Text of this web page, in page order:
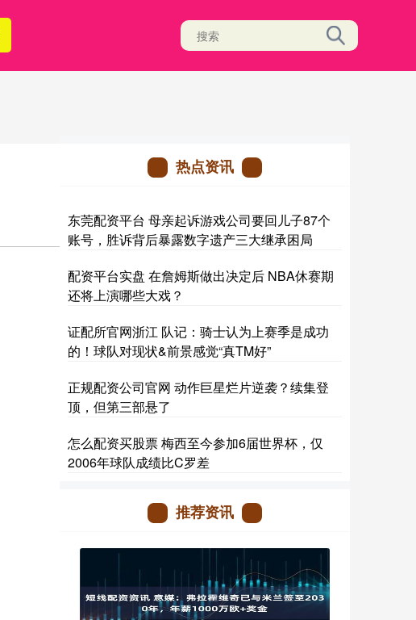
热点资讯
东莞配资平台 母亲起诉游戏公司要回儿子87个
账号，胜诉背后暴露数字遗产三大继承困局
配资平台实盘 在詹姆斯做出决定后 NBA休赛期
还将上演哪些大戏？
证配所官网浙江 队记：骑士认为上赛季是成功
的！球队对现状&前景感觉“真TM好”
正规配资公司官网 动作巨星烂片逆袭？续集登
顶，但第三部悬了
怎么配资买股票 梅西至今参加6届世界杯，仅
2006年球队成绩比C罗差
推荐资讯